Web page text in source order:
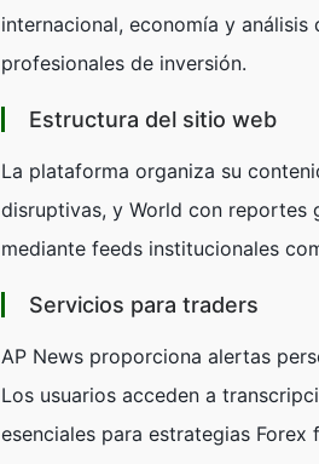
internacional, economía y
profesionales de inversión.
Estructura del sitio web
La plataforma organiza su
disruptivas, y World con reportes
mediante feeds institucionales
Servicios para traders
AP News proporciona alertas
Los usuarios acceden a
esenciales para estrategias Forex